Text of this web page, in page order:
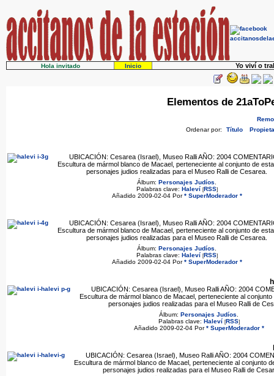
Hola invitado Inicio Yo viví o
Elementos de
Ordenar por:
Título
UBICACIÓN: Cesarea (Israel), Museo Ralli AÑO: 2004
Escultura de mármol blanco de Macael, perteneciente al conjunto de
personajes judios realizadas para el Museo Ralli de Cesarea.
Álbum: Personajes Judíos
Palabras clave: Haleví [RSS]
Añadido 2009-02-04 Por* SuperModerador *
UBICACIÓN: Cesarea (Israel), Museo Ralli AÑO: 2004
Escultura de mármol blanco de Macael, perteneciente al conjunto de
personajes judios realizadas para el Museo Ralli de Cesarea.
Álbum: Personajes Judíos
Palabras clave: Haleví [RSS]
Añadido 2009-02-04 Por* SuperModerador *
UBICACIÓN: Cesarea (Israel), Museo Ralli AÑO: 2004
Escultura de mármol blanco de Macael, perteneciente al
personajes judios realizadas para el Museo Ralli de
Álbum: Personajes Judíos
Palabras clave: Haleví [RSS]
Añadido 2009-02-04 Por* SuperModerador *
UBICACIÓN: Cesarea (Israel), Museo Ralli AÑO: 2004
Escultura de mármol blanco de Macael, perteneciente al conjunto
personajes judios realizadas para el Museo Ralli de